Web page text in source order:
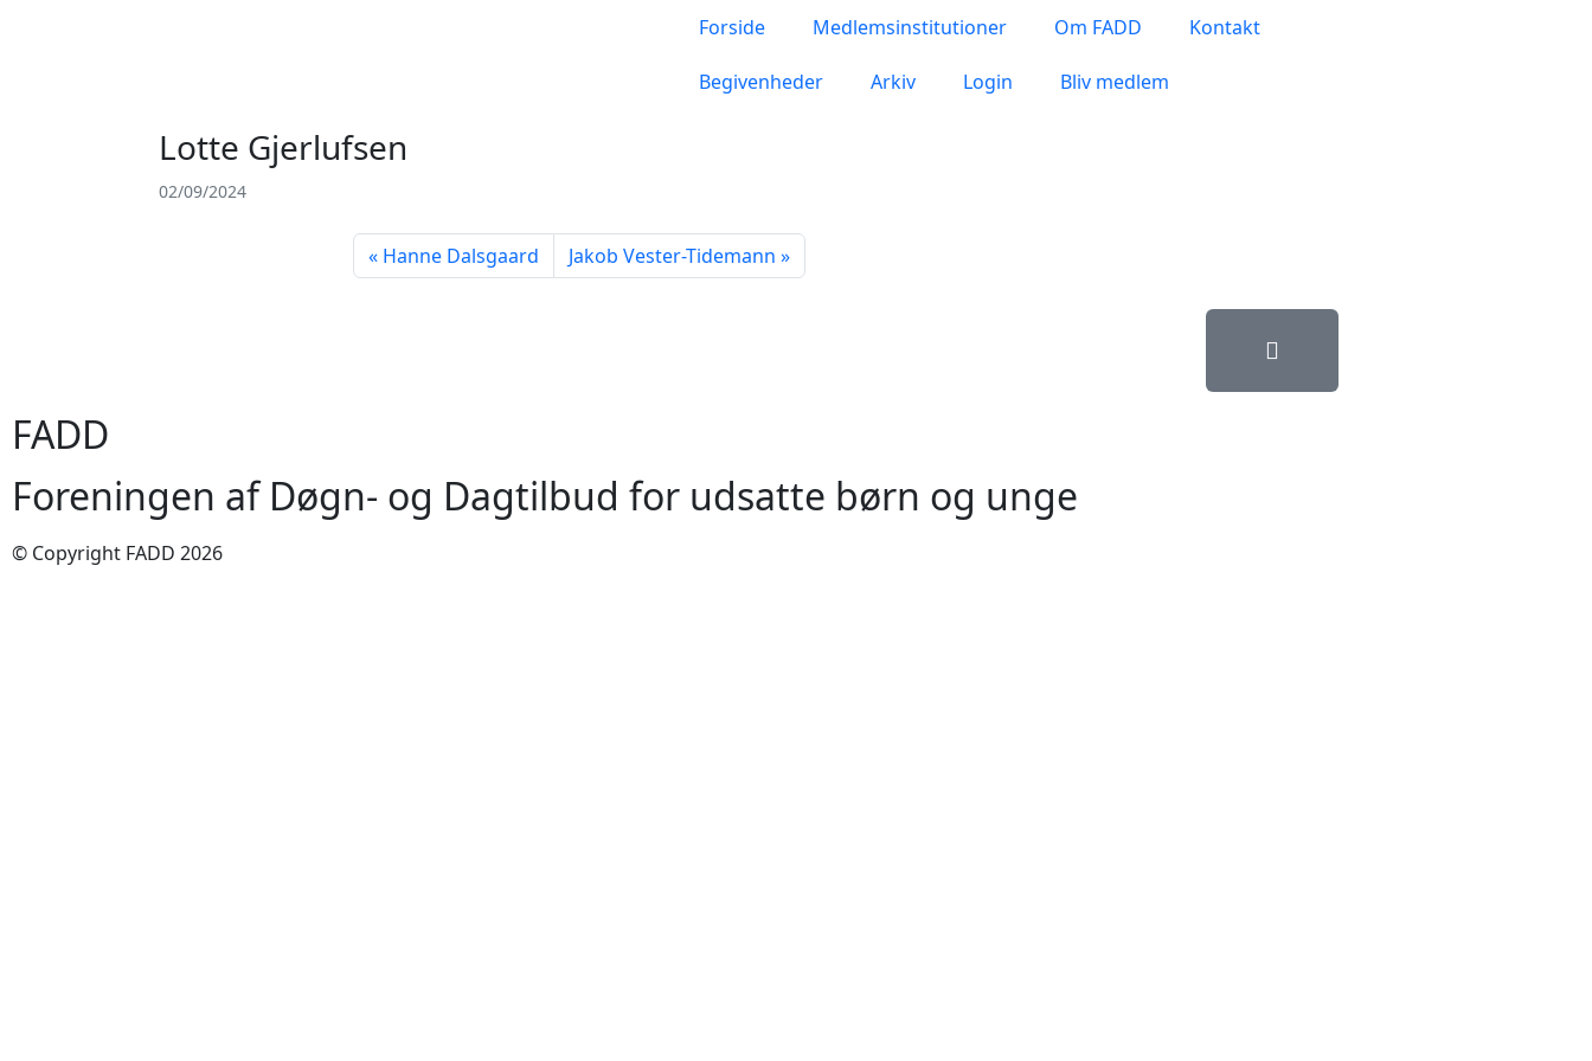
Forside Medlemsinstitutioner Om FADD Kontakt
Begivenheder Arkiv Login Bliv medlem
Lotte Gjerlufsen
02/09/2024
Hanne Dalsgaard Jakob Vester-Tidemann
FADD
Foreningen af Døgn- og Dagtilbud for udsatte børn og unge
© Copyright FADD 2026